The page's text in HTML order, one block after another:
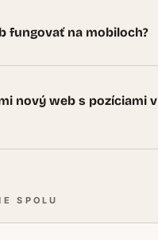
fungovať na mobiloch?
nový web s pozíciami v
SPOLU